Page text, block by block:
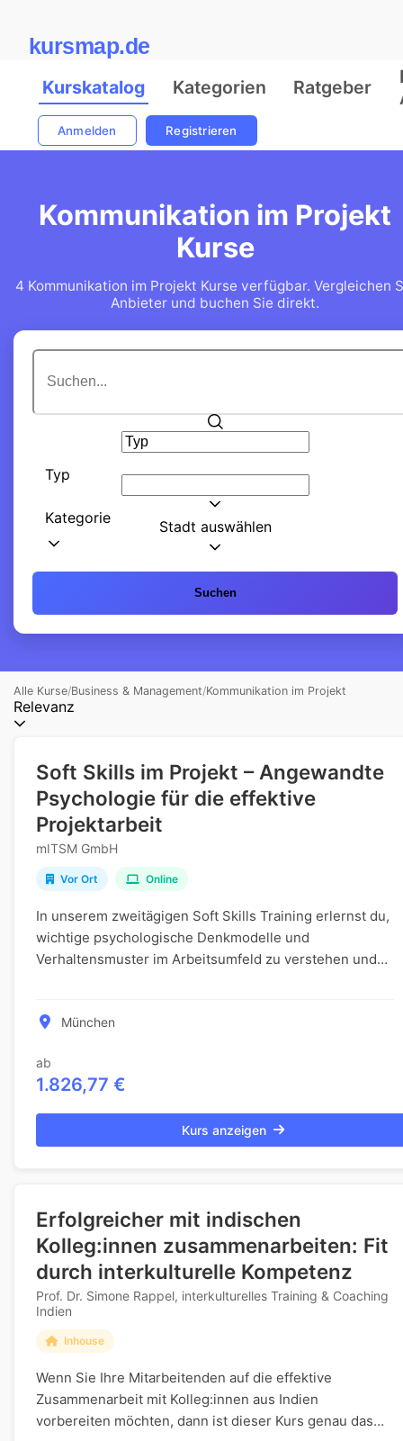
kursmap.de
Kurskatalog Kategorien Ratgeber
Anmelden Registrieren
Kommunikation im Projekt
Kurse
4 Kommunikation im Projekt Kurse verfügbar. Vergleichen
Anbieter und buchen Sie direkt.
Typ
Kategorie Stadt auswählen
Suchen
Alle Kurse/Business & Management/Kommunikation im Projekt
Relevanz
Soft Skills im Projekt – Angewandte
Psychologie für die effektive
Projektarbeit
mITSM GmbH
Vor Ort Online
In unserem zweitägigen Soft Skills Training erlernst du,
wichtige psychologische Denkmodelle und
Verhaltensmuster im Arbeitsumfeld zu verstehen und
München
ab
1.826,77 €
Kurs anzeigen
Erfolgreicher mit indischen
Kolleg:innen zusammenarbeiten: Fit
durch interkulturelle Kompetenz
Prof. Dr. Simone Rappel, interkulturelles Training & Coaching
Indien
Inhouse
Wenn Sie Ihre Mitarbeitenden auf die effektive
Zusammenarbeit mit Kolleg:innen aus Indien
vorbereiten möchten, dann ist dieser Kurs genau das